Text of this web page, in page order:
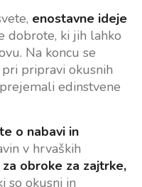
enostavne ideje
dobrote, ki jih lahko
Na koncu se
pripravi okusnih
edinstvene
o nabavi in
v hrvaških
obroke za zajtrke,
so okusni in